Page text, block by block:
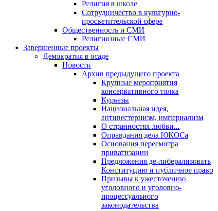
Религия в школе
Сотрудничество в культурно-
просветительской сфере
Общественность и СМИ
Религиозные СМИ
Завершенные проекты
Демократия в осаде
Новости
Архив предыдущего проекта
Крупные мероприятия
консервативного толка
Курьезы
Национальная идея,
антивестернизм, империализм
О странностях любви...
Оправдания дела ЮКОСа
Основания пересмотра
приватизации
Предложения де-либерализовать
Конституцию и публичное право
Призывы к ужесточению
уголовного и уголовно-
процессуального
законодательства